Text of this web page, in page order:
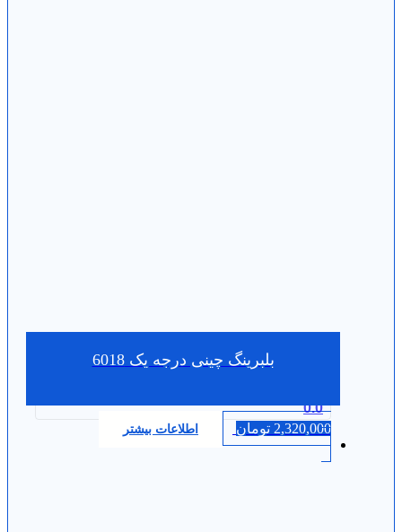
بلبرینگ چینی درجه یک 6018
0.0
2,320,000 تومان اطلاعات بیشتر